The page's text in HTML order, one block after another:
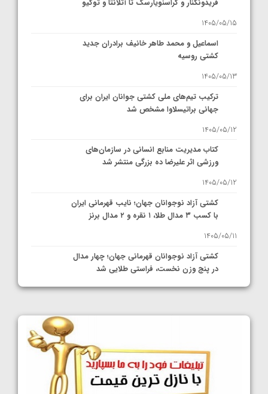
فریدونکنار و کراسنویارسک تا آتلانتا و توکیو
1405/05/15
اسماعیل و محمد طاهر خانیف برادران جدید
کشتی روسیه
1405/05/13
ترکیب تیم‌های ملی کشتی جوانان ایران برای
جهانی براتیسلاوا مشخص شد
1405/05/12
کتاب مدیریت منابع انسانی در سازمان‌های
ورزشی اثر علیرضا ده بزرگی منتشر شد
1405/05/12
کشتی آزاد نوجوانان جهان؛ نایب قهرمانی ایران
با کسب ۳ مدال طلا، ۱ نقره و ۲ مدال برنز
1405/05/11
کشتی آزاد نوجوانان قهرمانی جهان؛ چهار مدال
در پنج وزن نخست، فراستی طلایی شد
1405/05/11
کشتی آزاد نوجوانان جهان؛ رقبای نمایندگان
ایران مشخص شدند